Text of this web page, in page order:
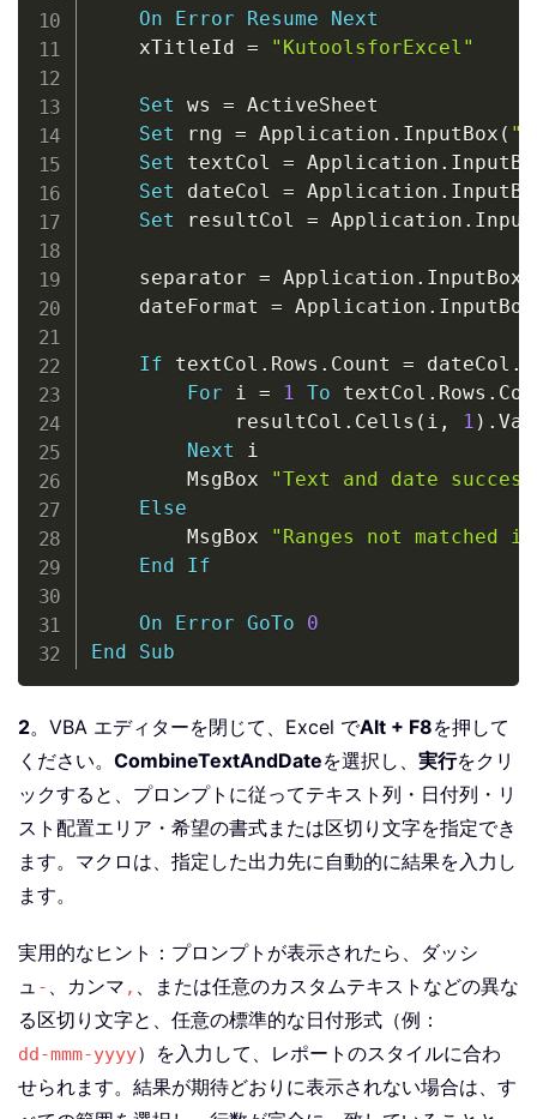
On Error Resume
Next
    xTitleId
= "KutoolsforExcel"
Set ws = ActiveSheet
Set rng = Application . InputBox (
Set textCol = Application .
Set dateCol = Application .
Set resultCol = Application .
    separator
= Application . InputBox
    dateFormat
= Application . InputBox
If textCol . Rows . Count = dateCol .
For i = 1 To textCol . Rows .
            resultCol
. Cells ( i , 1 ) .
Next i
        MsgBox
"Text and date
Else
        MsgBox
"Ranges not matched
End
If
On Error GoTo
0
End
Sub
2。VBA エディターを閉じて、Excel でAlt + F8を押して
ください。 CombineTextAndDateを選択し、 実行をクリ
ックすると、プロンプトに従ってテキスト列・日付列・リ
スト配置エリア・希望の書式または区切り文字を指定でき
ます。マクロは、指定した出力先に自動的に結果を入力し
ます。
実用的なヒント：プロンプトが表示されたら、ダッシ
ュ - 、カンマ , 、または任意のカスタムテキストなどの異な
る区切り文字と、任意の標準的な日付形式（例：
dd-mmm-yyyy）を入力して、レポートのスタイルに合わ
せられます。結果が期待どおりに表示されない場合は、す